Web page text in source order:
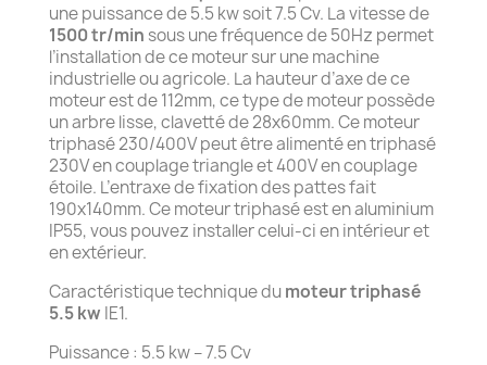
une puissance de 5.5 kw soit 7.5 Cv. La vitesse de
1500 tr/min sous une fréquence de 50Hz permet
l’installation de ce moteur sur une machine
industrielle ou agricole. La hauteur d’axe de ce
moteur est de 112mm, ce type de moteur possède
un arbre lisse, clavetté de 28x60mm. Ce moteur
triphasé 230/400V peut être alimenté en triphasé
230V en couplage triangle et 400V en couplage
étoile. L’entraxe de fixation des pattes fait
190x140mm. Ce moteur triphasé est en aluminium
IP55, vous pouvez installer celui-ci en intérieur et
en extérieur.
Caractéristique technique dumoteur triphasé
5.5 kw IE1.
Puissance : 5.5 kw – 7.5 Cv